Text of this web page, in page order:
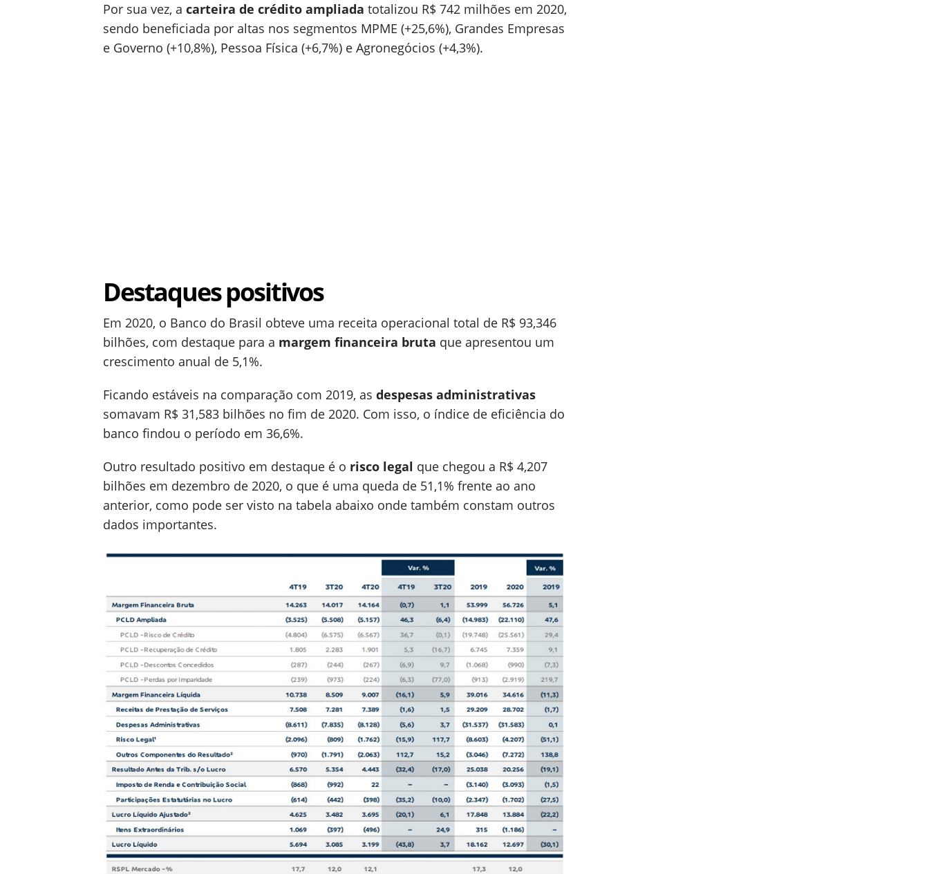
Por sua vez, a carteira de crédito ampliada totalizou R$ 742 milhões em 2020,
sendo beneficiada por altas nos segmentos MPME (+25,6%), Grandes Empresas
e Governo (+10,8%), Pessoa Física (+6,7%) e Agronegócios (+4,3%).
Destaques positivos
Em 2020, o Banco do Brasil obteve uma receita operacional total de R$ 93,346
bilhões, com destaque para a margem financeira bruta que apresentou um
crescimento anual de 5,1%.
Ficando estáveis na comparação com 2019, as despesas administrativas
somavam R$ 31,583 bilhões no fim de 2020. Com isso, o índice de eficiência do
banco findou o período em 36,6%.
Outro resultado positivo em destaque é o risco legal que chegou a R$ 4,207
bilhões em dezembro de 2020, o que é uma queda de 51,1% frente ao ano
anterior, como pode ser visto na tabela abaixo onde também constam outros
dados importantes.